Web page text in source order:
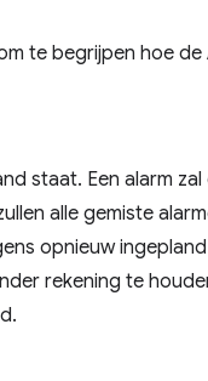
te begrijpen hoe de
staat. Een alarm
alle gemiste
opnieuw
rekening te